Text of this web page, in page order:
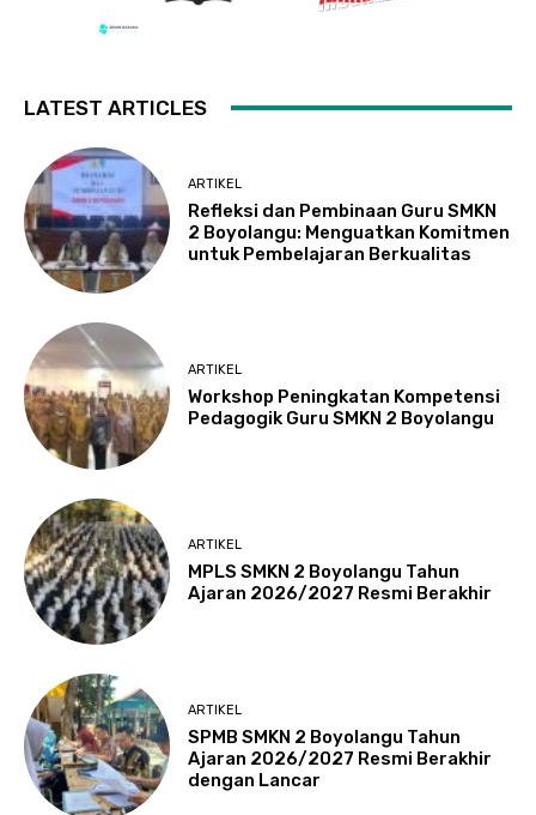
LATEST ARTICLES
ARTIKEL
Refleksi dan Pembinaan Guru SMKN
2 Boyolangu: Menguatkan Komitmen
untuk Pembelajaran Berkualitas
ARTIKEL
Workshop Peningkatan Kompetensi
Pedagogik Guru SMKN 2 Boyolangu
ARTIKEL
MPLS SMKN 2 Boyolangu Tahun
Ajaran 2026/2027 Resmi Berakhir
ARTIKEL
SPMB SMKN 2 Boyolangu Tahun
Ajaran 2026/2027 Resmi Berakhir
dengan Lancar